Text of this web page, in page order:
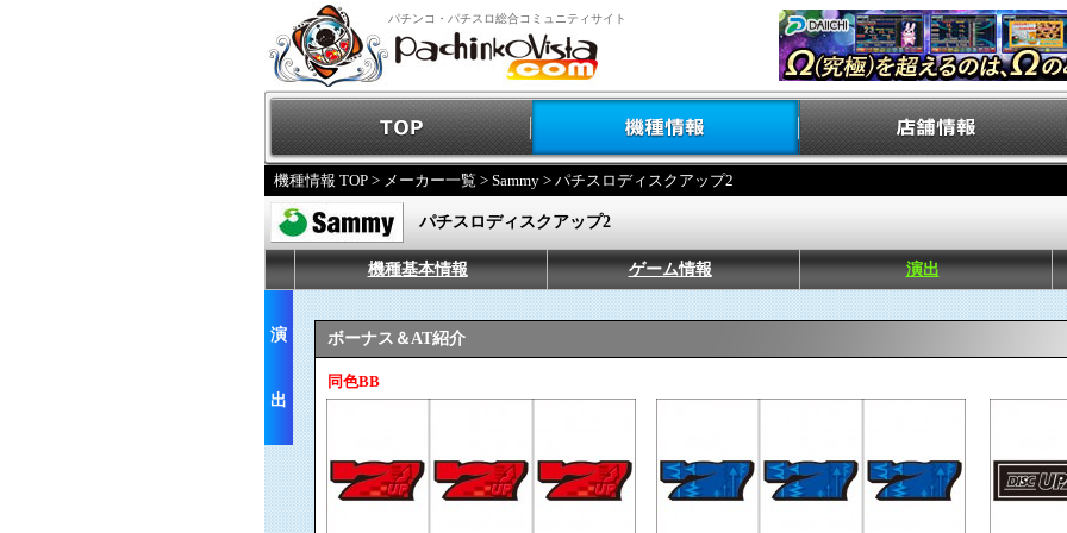
パチンコ・パチスロ総合コミュニティサイト
機種情報 TOP > メーカー一覧 > Sammy > パチスロディスクアップ2
パチスロディスクアップ2
機種基本情報 ゲーム情報 演出
演
出
ボーナス＆AT紹介
同色BB